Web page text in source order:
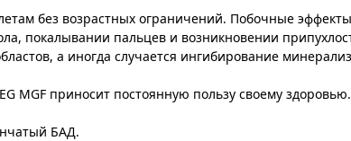
без возрастных ограничений. Побочные
покалывании пальцев и возникновении
а иногда случается ингибирование
MGF приносит постоянную пользу своему здоровью.
БАД.